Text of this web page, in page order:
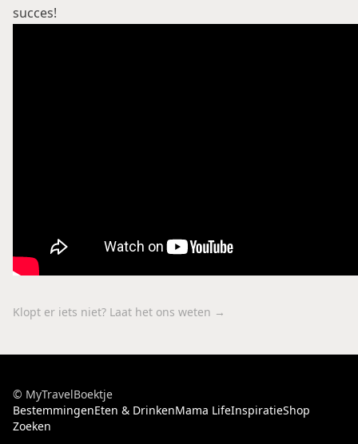
succes!
Klopt er iets niet? Laat het ons weten →
© MyTravelBoektje
BestemmingenEten & DrinkenMama LifeInspiratieShop
Zoeken